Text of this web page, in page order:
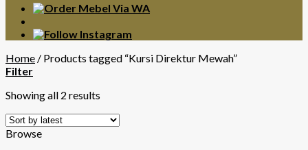
Home / Products tagged “Kursi Direktur Mewah”
Filter
Showing all 2 results
Browse